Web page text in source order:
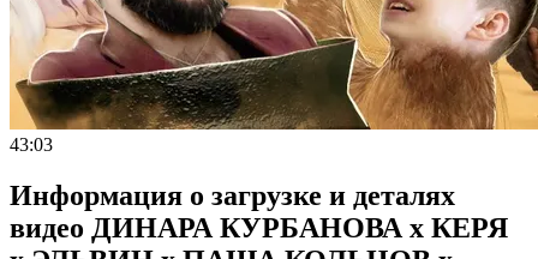
43:03
Информация о загрузке и деталях
видео ДИНАРА КУРБАНОВА х КЕРЯ